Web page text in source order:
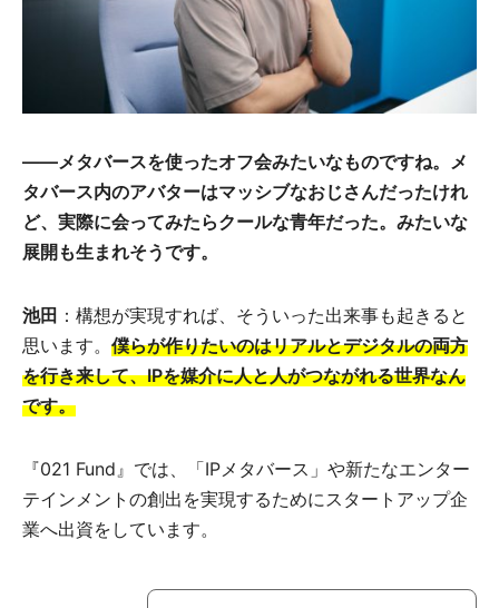
――メタバースを使ったオフ会みたいなものですね。メ
タバース内のアバターはマッシブなおじさんだったけれ
ど、実際に会ってみたらクールな青年だった。みたいな
展開も生まれそうです。
池田 ：構想が実現すれば、そういった出来事も起きると
思います。 僕らが作りたいのはリアルとデジタルの両方
を行き来して、IPを媒介に人と人がつながれる世界なん
です。
『021 Fund』では、「IPメタバース」や新たなエンター
テインメントの創出を実現するためにスタートアップ企
業へ出資をしています。